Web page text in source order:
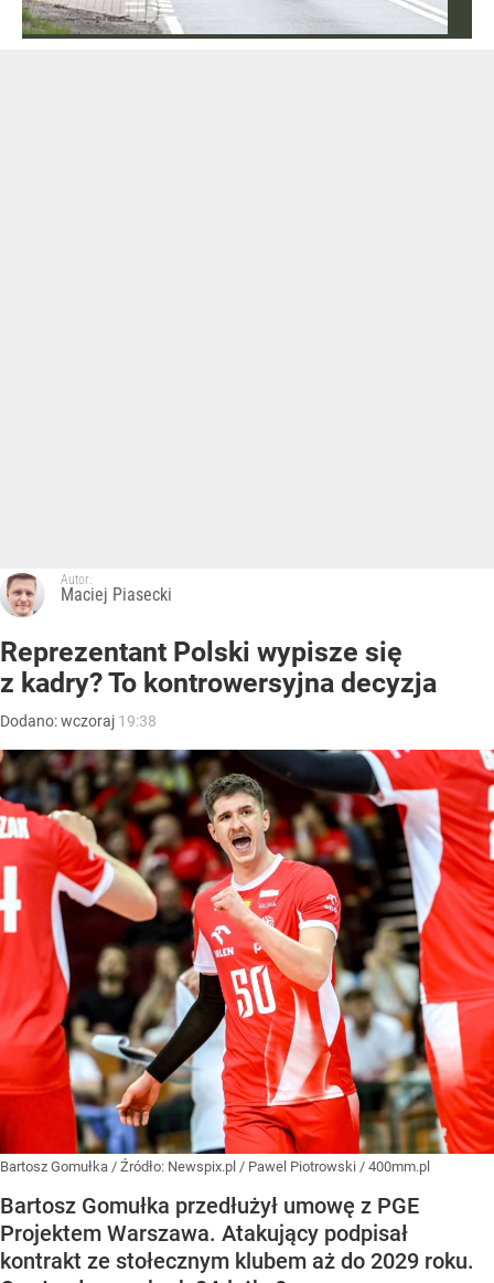
Autor:
Maciej Piasecki
Reprezentant Polski wypisze się
z kadry? To kontrowersyjna decyzja
Dodano:wczoraj 19:38
Bartosz Gomułka / Źródło: Newspix.pl / Pawel Piotrowski / 400mm.pl
Bartosz Gomułka przedłużył umowę z PGE
Projektem Warszawa. Atakujący podpisał
kontrakt ze stołecznym klubem aż do 2029 roku.